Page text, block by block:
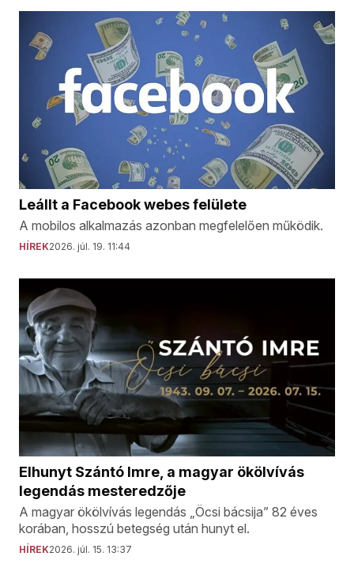
Leállt a Facebook webes felülete
A mobilos alkalmazás azonban megfelelően működik.
HÍREK2026. júl. 19. 11:44
Elhunyt Szántó Imre, a magyar ökölvívás
legendás mesteredzője
A magyar ökölvívás legendás „Öcsi bácsija” 82 éves
korában, hosszú betegség után hunyt el.
HÍREK2026. júl. 15. 13:37